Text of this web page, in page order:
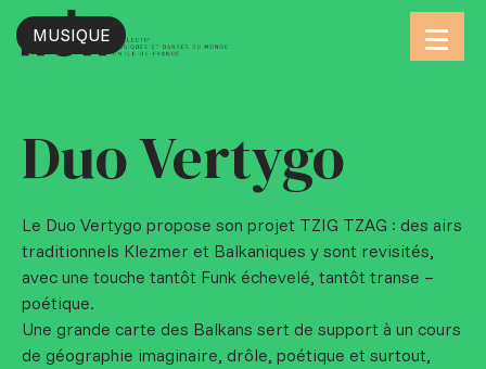
MUSIQUE
Duo Vertygo
Le Duo Vertygo propose son projet TZIG TZAG : des airs
traditionnels Klezmer et Balkaniques y sont revisités,
avec une touche tantôt Funk échevelé, tantôt transe –
poétique.
Une grande carte des Balkans sert de support à un cours
de géographie imaginaire, drôle, poétique et surtout,